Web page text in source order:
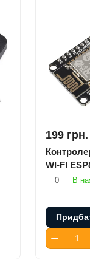
199 грн.
WI-FI
0 В